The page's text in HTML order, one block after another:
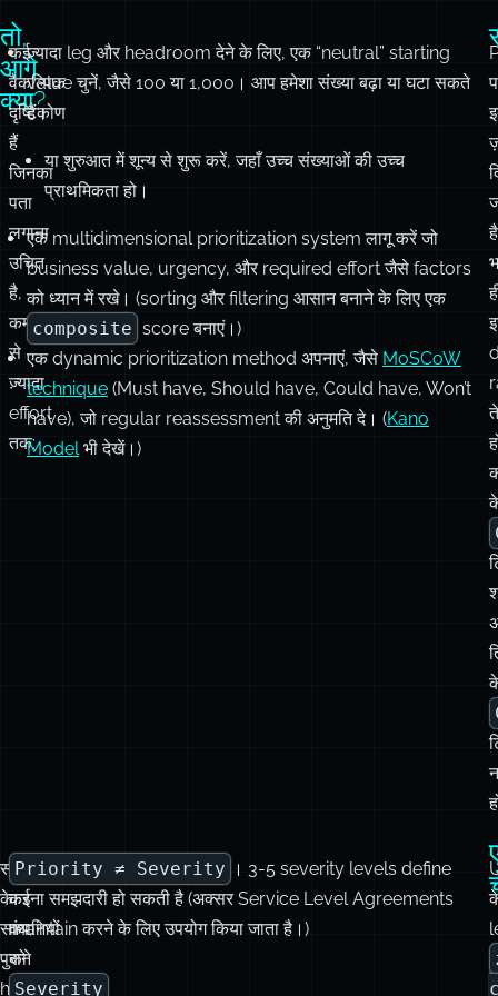
हैं
जिनका
पता
लगाना
उचित
है,
कम
से
ज़्यादा
effort
तक:
या शुरुआत में शून्य से शुरू करें, जहाँ उच्च संख्याओं की उच्च
प्राथमिकता हो।
business value, urgency, और required effort जैसे factors
को ध्यान में रखे। (sorting और filtering आसान बनाने के लिए एक
एक dynamic prioritization method अपनाएं, जैसे MoSCoW
technique(Must have, Should have, Could have, Won’t
have), जो regular reassessment की अनुमति दे। (Kano
Modelभी देखें।)
न
पुराने
high-
priority
टिकट
cleanup
को
Severity
और
Priority
को